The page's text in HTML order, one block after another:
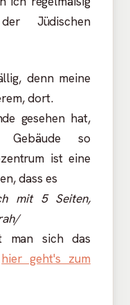
Jüdischen
denn meine
dort.
gesehen hat,
so
ist eine
dass es
mit 5 Seiten,
man sich das
hier geht's zum